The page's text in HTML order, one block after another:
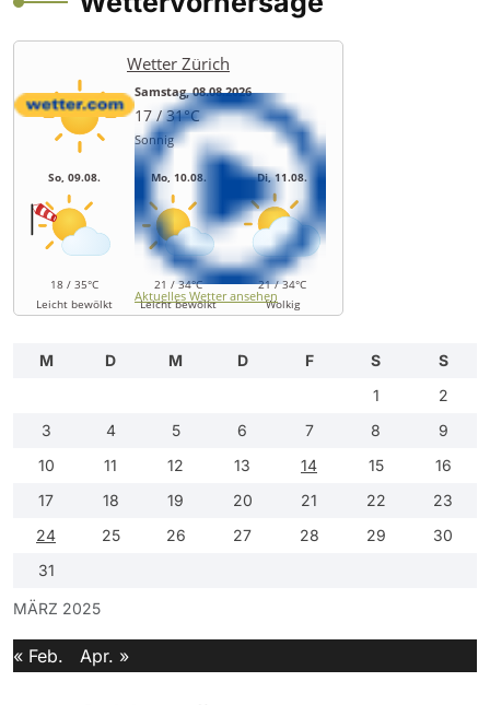
Wetter Zürich
Samstag, 08.08.2026
17 / 31°C
Sonnig
So, 09.08.
18 / 35°C
Leicht bewölkt
Mo, 10.08.
21 / 34°C
Leicht bewölkt
Di, 11.08.
21 / 34°C
Wolkig
Aktuelles Wetter ansehen
MÄRZ 2025
M D M D F S
S
1
2
3
4 5 6 7 8
9
10
11 12 13 14 15
16
17
18 19 20 21 22
23
24
25 26 27 28 29
30
31
« Feb. Apr. »